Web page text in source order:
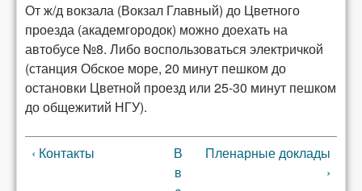
От ж/д вокзала (Вокзал Главный) до Цветного
проезда (академгородок) можно доехать на
автобусе №8. Либо воспользоваться электричкой
(станция Обское море, 20 минут пешком до
остановки Цветной проезд или 25-30 минут пешком
до общежитий НГУ).
‹ Контакты
В
в
Пленарные доклады
›